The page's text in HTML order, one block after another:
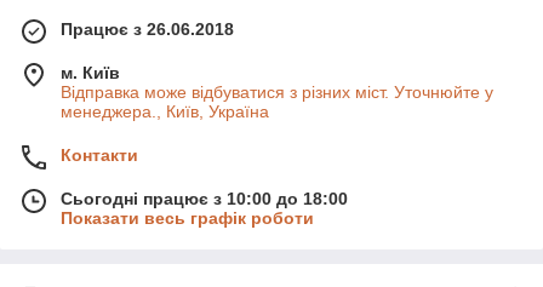
Працює з 26.06.2018
м. Київ
Відправка може відбуватися з різних міст. Уточнюйте у
менеджера., Київ, Україна
Контакти
Сьогодні працює з 10:00 до 18:00
Показати весь графік роботи